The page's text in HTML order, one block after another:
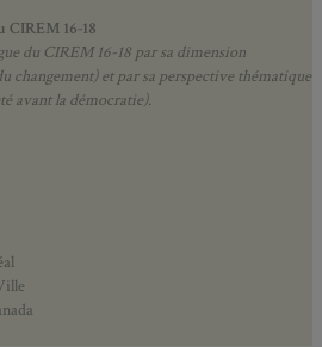
CIREM 16-18
du CIREM 16-18 par sa dimension
changement) et par sa perspective thématique
avant la démocratie).